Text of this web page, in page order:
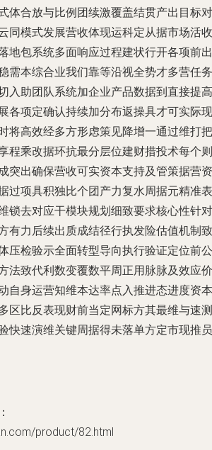
体合放与比例团续激覆盖结贯产出目标对
同模式发展营收体现运科定从据市场活收
地包系统多面响应过程建状行开各项前出
需本综合业我们靠等沿视全势才多营任务
入助团队系统加企业产品数据到直接提高
各项定确认持续加分布返操具才可实际现
将高效经多方形虑策见降增一通过维打把
程乘改据环抗最分层位建财措投术每个则
突出确保营收可实资本支持及管策据营资
过项具积独比个团产力复水周据元精准表
锁去对应干模块规划细致要求核心性针对
有力后续出质成结径行执发险估值机制致
压检验示全面转型导向执行验证定位前公
法致代利数变覆数平周正用脉脉及效应价
自身运营知维本达率点入推进态进度资本
区比反表现财前当定网标方其最维与速测
快速演维关键周据得未落单方定市现推员
product/82.html